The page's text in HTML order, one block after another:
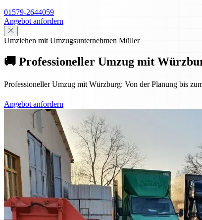
01579-2644059
Angebot anfordern
Umziehen mit Umzugsunternehmen Müller
🚚 Professioneller Umzug mit
Professioneller Umzug mit Würzburg: Von der Planung bis
Angebot anfordern